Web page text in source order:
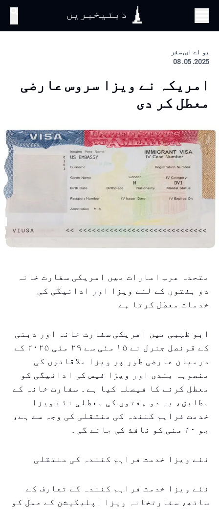
دبئیخبریں
یو اے ای, سفر
2025. 05. 08
امریکہ نے ویزا سروس عارضی
معطل کر دی
متحدہ عرب امارات میں امریکی سفارت خانہ
دو ہفتوں کے لئے ویزا اور ادائیگی کی
خدمات معطل کرتا ہے
ابو ظہبی میں امریکی سفارت خانہ اور دبئی
کے قونصل جنرل نے ۱۵ مئی سے ۲۹ مئی ۲۰۲۵ کے
درمیان عارضی طور پر ویزا ملاقاتوں کی
منصوبہ بندی اور ویزا فیس کی ادائیگی کو
معطل کرنے کا فیصلہ کیا ہے۔ سفارت خانہ کے
مطابق، یہ دو ہفتوں کی معطلی نئے ویزا
خدمت فراہم کنندہ کی منتقلی کی وجہ سے ہے،
جو ۳۰ مئی کو نافذ کی جائے گی۔
نئے ویزا خدمت فراہم کنندہ کی منتقلی
نئے ویزا خدمت فراہم کنندہ کے تعارف کے
ساتھ، سفارتخانہ ویزا اپلیکیشن کے عمل کو